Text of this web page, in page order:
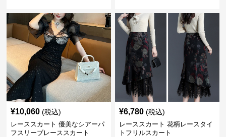
¥10,060 (税込)
レーススカート 優美なシアーパ
フスリーブレーススカート
¥6,780 (税込)
レーススカート 花柄レースタイ
トフリルスカート